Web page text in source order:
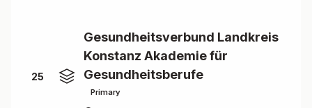
25
Gesundheitsverbund Landkreis
Konstanz Akademie für
Gesundheitsberufe
Primary